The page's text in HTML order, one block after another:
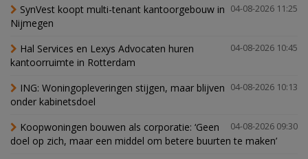
04-08-2026 11:25
SynVest koopt multi-tenant kantoorgebouw in
Nijmegen
04-08-2026 10:45
Hal Services en Lexys Advocaten huren
kantoorruimte in Rotterdam
04-08-2026 10:13
ING: Woningopleveringen stijgen, maar blijven
onder kabinetsdoel
04-08-2026 09:30
Koopwoningen bouwen als corporatie: ‘Geen
doel op zich, maar een middel om betere buurten te maken’